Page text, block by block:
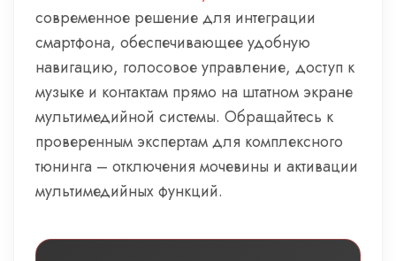
современное решение для интеграции
смартфона, обеспечивающее удобную
навигацию, голосовое управление, доступ к
музыке и контактам прямо на штатном экране
мультимедийной системы. Обращайтесь к
проверенным экспертам для комплексного
тюнинга – отключения мочевины и активации
мультимедийных функций.